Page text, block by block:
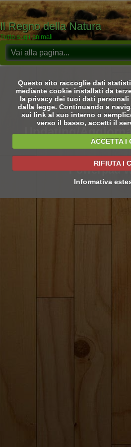
Il Regno della Natura
Tutto sugli animali
Questo sito raccoglie dati
mediante cookie installati da
la privacy dei tuoi dati
dalla legge. Continuando a
sui link al suo interno o
verso il basso, accetti il
ACCETTA I
RIFIUTA I
Informativa
Updating/
Powerpad